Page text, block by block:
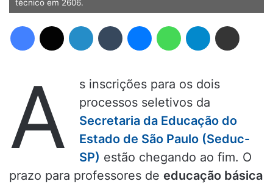
técnico em 2606.
A
s inscrições para os dois
processos seletivos da
Secretaria da Educação do
Estado de São Paulo (Seduc-
SP) estão chegando ao fim. O
prazo para professores de educação básica